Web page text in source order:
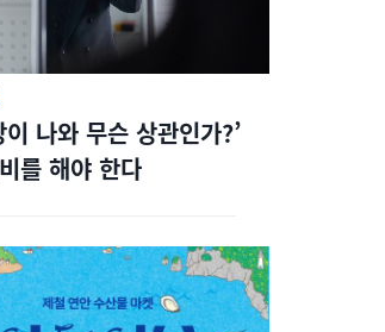
이 나와 무슨 상관인가?’
를 해야 한다